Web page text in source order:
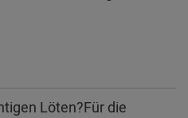
Löten?Für die